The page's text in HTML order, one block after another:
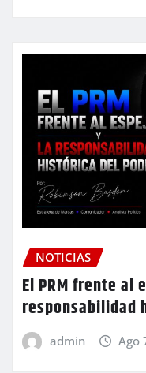
NOTICIAS
El PRM frente al
responsabilidad
admin Ago